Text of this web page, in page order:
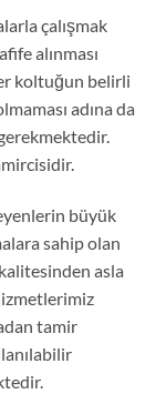
çalışmak
alınması
koltuğun belirli
adına da
büyük
sahip olan
asla
tamir